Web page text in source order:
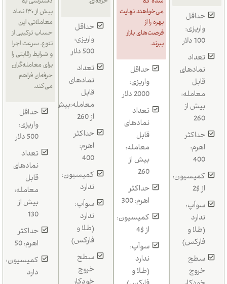
حداقل
واریزی:
100 دلار
تعداد
نمادهای
قابل
معامله:
بیش از
260
حداکثر
اهرم:
400
کمیسیون:
از $2
سواَپ:
ندارد
(طلا و
فارکس)
سطح
خروج
می‌خواهند نهایت
بهره را از
فرصت‌های بازار
ببرند.
حداقل
واریزی:
2000 دلار
تعداد
نمادهای
قابل
معامله:
بیش از
260
حداکثر
اهرم: 300
کمیسیون:
از $4
سواَپ:
ندارد
(طلا و
حداقل
واریزی:
500 دلار
تعداد
نمادهای
قابل
معامله:بیش
از 260
حداکثر
اهرم:
400
کمیسیون:
ندارد
سواَپ:
ندارد
(طلا و
فارکس)
سطح
خروج
بیش از ۱۳۰ نماد
معاملاتی، این
حساب ترکیبی از
تنوع، سرعت اجرا
و شرایط رقابتی را
برای معامله‌گران
حرفه‌ای فراهم
می‌کند.
حداقل
واریزی:
500 دلار
تعداد
نمادهای
قابل
معامله:
بیش از
130
حداکثر
اهرم: 50
کمیسیون:
دارد